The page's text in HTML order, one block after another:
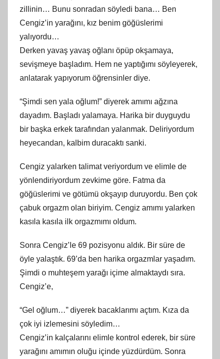
zillinin… Bunu sonradan söyledi bana… Ben
Cengiz’in yarağını, kız benim göğüslerimi
yalıyordu…
Derken yavaş yavaş oğlanı öpüp okşamaya,
sevişmeye başladım. Hem ne yaptığımı söyleyerek,
anlatarak yapıyorum öğrensinler diye.
“Şimdi sen yala oğlum!” diyerek amımı ağzına
dayadım. Başladı yalamaya. Harika bir duyguydu
bir başka erkek tarafından yalanmak. Deliriyordum
heyecandan, kalbim duracaktı sanki.
Cengiz yalarken talimat veriyordum ve elimle de
yönlendiriyordum zevkime göre. Fatma da
göğüslerimi ve götümü okşayıp duruyordu. Ben çok
çabuk orgazm olan biriyim. Cengiz amımı yalarken
kasıla kasıla ilk orgazmımı oldum.
Sonra Cengiz’le 69 pozisyonu aldık. Bir süre de
öyle yalaştık. 69’da ben harika orgazmlar yaşadım.
Şimdi o muhteşem yarağı içime almaktaydı sıra.
Cengiz’e,
“Gel oğlum…” diyerek bacaklarımı açtım. Kıza da
çok iyi izlemesini söyledim…
Cengiz’in kalçalarını elimle kontrol ederek, bir süre
yarağını amımın oluğu içinde yüzdürdüm. Sonra